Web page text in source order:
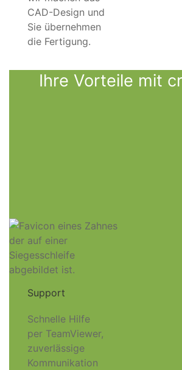
CAD-Design und
Sie übernehmen
die Fertigung.
Ihre Vorteile mit
Support
Schnelle Hilfe
per TeamViewer,
zuverlässige
Kommunikation